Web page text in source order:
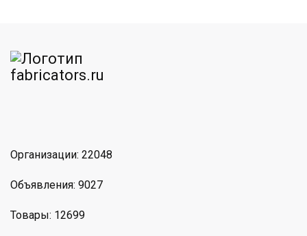
Организации: 22048
Объявления: 9027
Товары: 12699